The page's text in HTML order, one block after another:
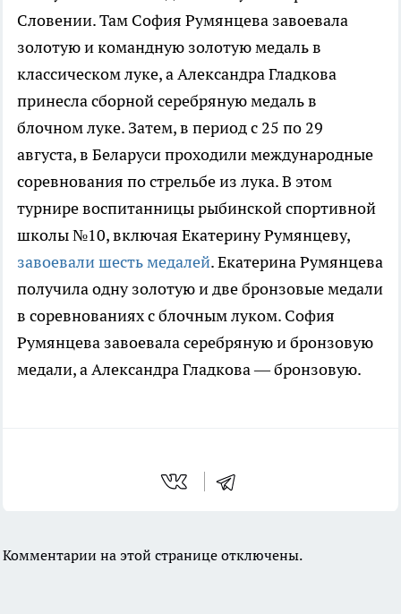
Словении. Там София Румянцева завоевала
золотую и командную золотую медаль в
классическом луке, а Александра Гладкова
принесла сборной серебряную медаль в
блочном луке. Затем, в период с 25 по 29
августа, в Беларуси проходили международные
соревнования по стрельбе из лука. В этом
турнире воспитанницы рыбинской спортивной
школы №10, включая Екатерину Румянцеву,
завоевали шесть медалей. Екатерина Румянцева
получила одну золотую и две бронзовые медали
в соревнованиях с блочным луком. София
Румянцева завоевала серебряную и бронзовую
медали, а Александра Гладкова — бронзовую.
Комментарии на этой странице отключены.